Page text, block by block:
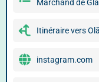
Marchand de
Itinéraire vers
instagram.com